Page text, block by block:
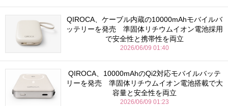
QIROCA、ケーブル内蔵の10000mAhモバイルバ
ッテリーを発売 準固体リチウムイオン電池採用
で安全性と携帯性を両立
2026/06/09 01:40
QIROCA、10000mAhのQi2対応モバイルバッテ
リーを発売 準固体リチウムイオン電池搭載で大
容量と安全性を両立
2026/06/09 01:23